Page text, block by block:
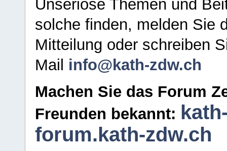
Unseriöse Themen und
solche finden, melden Sie
Mitteilung oder schreiben
Mail info@kath-zdw.ch
Machen Sie das Forum
Freunden bekannt:
forum.kath-zdw.ch